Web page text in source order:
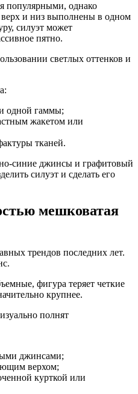
популярными, однако
верх и низ выполнены в одном
силуэт может
пятно.
светлых оттенков и
одной гаммы;
жакетом или
тканей.
синие джинсы и графитовый
силуэт и сделать его
мешковатая
трендов последних лет.
фигура теряет четкие
крупнее.
джинсами;
верхом;
курткой или